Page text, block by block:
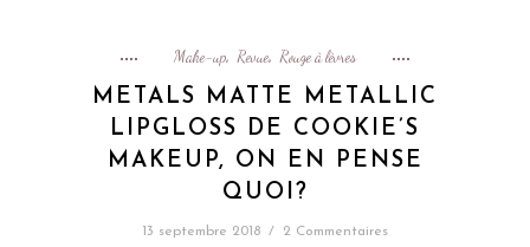
Make-up, Revue, Rouge à lèvres
METALS MATTE METALLIC
LIPGLOSS DE COOKIE’S
MAKEUP, ON EN PENSE
QUOI?
13 septembre 2018 / 2 Commentaires